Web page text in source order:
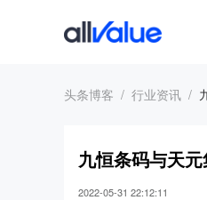
头条博客 行业资讯
九恒条码与天
2022-05-31 22:12:11